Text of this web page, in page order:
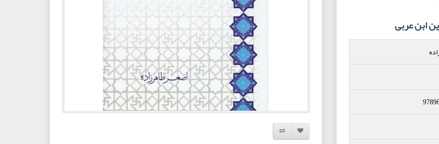
ابن عربی
افزودن به لیست دلخواه
مقایسه این محصول